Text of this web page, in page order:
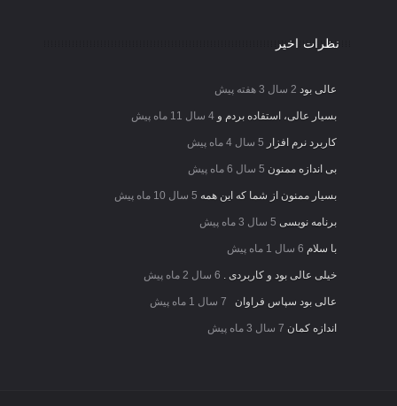
نظرات اخیر
عالی بود 2 سال 3 هفته پیش
بسیار عالی، استفاده بردم و 4 سال 11 ماه پیش
کاربرد نرم افزار 5 سال 4 ماه پیش
بی اندازه ممنون 5 سال 6 ماه پیش
بسیار ممنون از شما که این همه 5 سال 10 ماه پیش
برنامه نویسی 5 سال 3 ماه پیش
با سلام 6 سال 1 ماه پیش
خیلی عالی بود و کاربردی . 6 سال 2 ماه پیش
عالی بود سپاس فراوان 7 سال 1 ماه پیش
اندازه کمان 7 سال 3 ماه پیش